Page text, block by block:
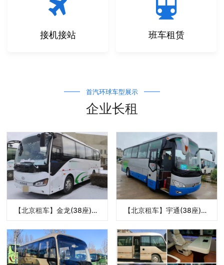
接机接站 班车租赁
企业长租
首汽环球车型展示
【北京租车】金龙(38座)中巴租车价格/介绍 /详情 【北京租车】宇通(38座)中巴租车价格/介绍 /详情